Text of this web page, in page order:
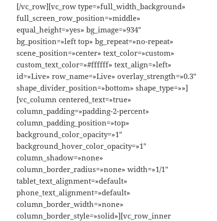
[/vc_row][vc_row type=»full_width_background»
full_screen_row_position=»middle»
equal_height=»yes» bg_image=»934″
bg_position=»left top» bg_repeat=»no-repeat»
scene_position=»center» text_color=»custom»
custom_text_color=»#ffffff» text_align=»left»
id=»Live» row_name=»Live» overlay_strength=»0.3″
shape_divider_position=»bottom» shape_type=»»]
[vc_column centered_text=»true»
column_padding=»padding-2-percent»
column_padding_position=»top»
background_color_opacity=»1″
background_hover_color_opacity=»1″
column_shadow=»none»
column_border_radius=»none» width=»1/1″
tablet_text_alignment=»default»
phone_text_alignment=»default»
column_border_width=»none»
column_border_style=»solid»][vc_row_inner